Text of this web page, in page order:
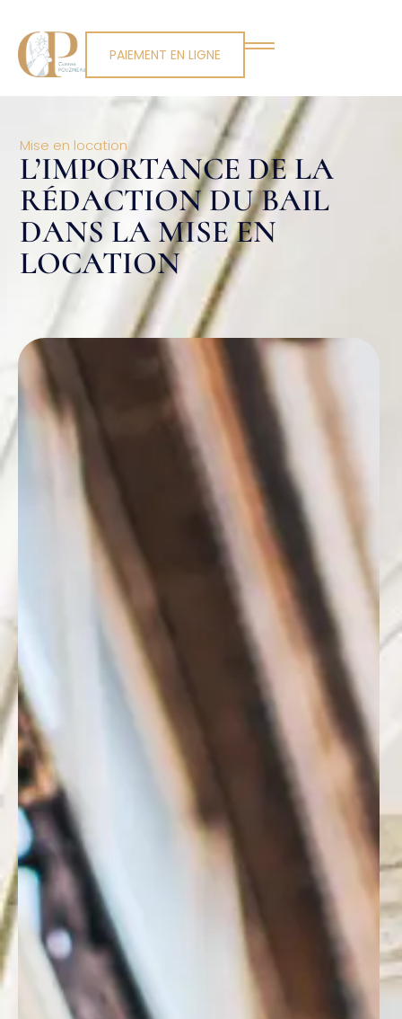
PAIEMENT EN LIGNE
Mise en location
L’IMPORTANCE DE LA
RÉDACTION DU BAIL
DANS LA MISE EN
LOCATION